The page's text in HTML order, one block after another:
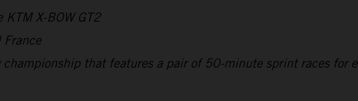
X-BOW GT2
championship that features a pair of 50-minute sprint races for